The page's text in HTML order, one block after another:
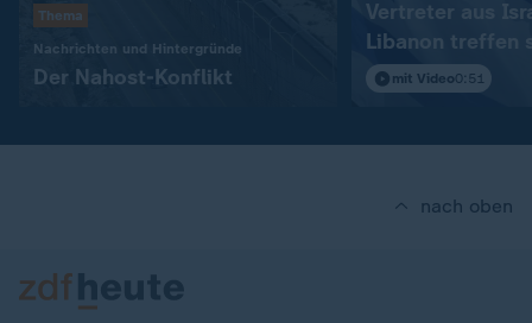
Thema
Nachrichten und Hintergründe
Der Nahost-Konflikt
Vertreter aus
Libanon treffen
in Rom
mit Video0:51
nach oben